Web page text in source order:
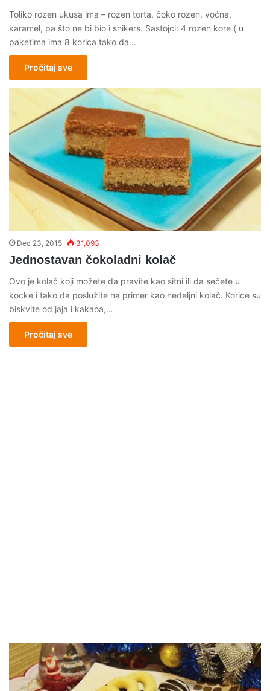
Toliko rozen ukusa ima – rozen torta, čoko rozen, voćna,
karamel, pa što ne bi bio i snikers. Sastojci: 4 rozen kore ( u
paketima ima 8 korica tako da…
Pročitaj sve
Dec 23, 2015 31,093
Jednostavan čokoladni kolač
Ovo je kolač koji možete da pravite kao sitni ili da sečete u
kocke i tako da poslužite na primer kao nedeljni kolač. Korice su
biskvite od jaja i kakaoa,…
Pročitaj sve